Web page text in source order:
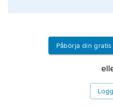
Påbörja din